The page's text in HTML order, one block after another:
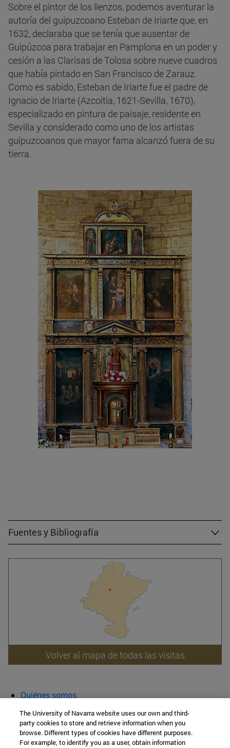
Sobre el pintor de los lienzos, podemos aventurar la
autoría del guipuzcoano Esteban de Iriarte que, en
1632, declaraba que se tenía que ausentar de
Guipúzcoa para trabajar en Pamplona en un poder y
cesión a las Clarisas de Tolosa sobre nueve cuadros
que había pintado en San Francisco de Zarauz.
Como es sabido, Esteban de Iriarte fue el padre de
Ignacio de Iriarte (Azcoitia, 1621-Sevilla, 1670),
especializado en pintura de paisaje, residente en
Sevilla y considerado como uno de los artistas
guipuzcoanos que mayor fama alcanzó fuera de su
tierra.
Fuentes y Bibliografía
Volver al mapa de todas las visitas
Quiénes somos
Aula abierta
Cátedra de Patrimonio y Arte Navarro
The University of Navarra website uses our own and third-
party cookies to store and retrieve information when you
browse. Different types of cookies have different purposes.
For example, to identify you as a user, obtain information